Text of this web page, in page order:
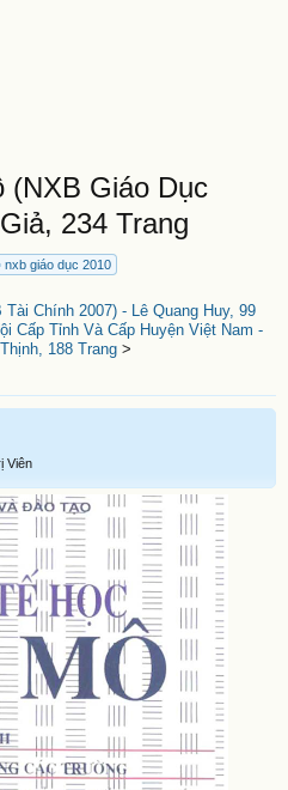
(NXB Giáo Dục
234 Trang
nxb giáo dục 2010
Chính 2007) - Lê Quang Huy, 99
Cấp Tỉnh Và Cấp Huyện Việt Nam -
188 Trang>
Viên